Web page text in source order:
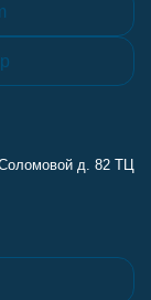
д. 82 ТЦ